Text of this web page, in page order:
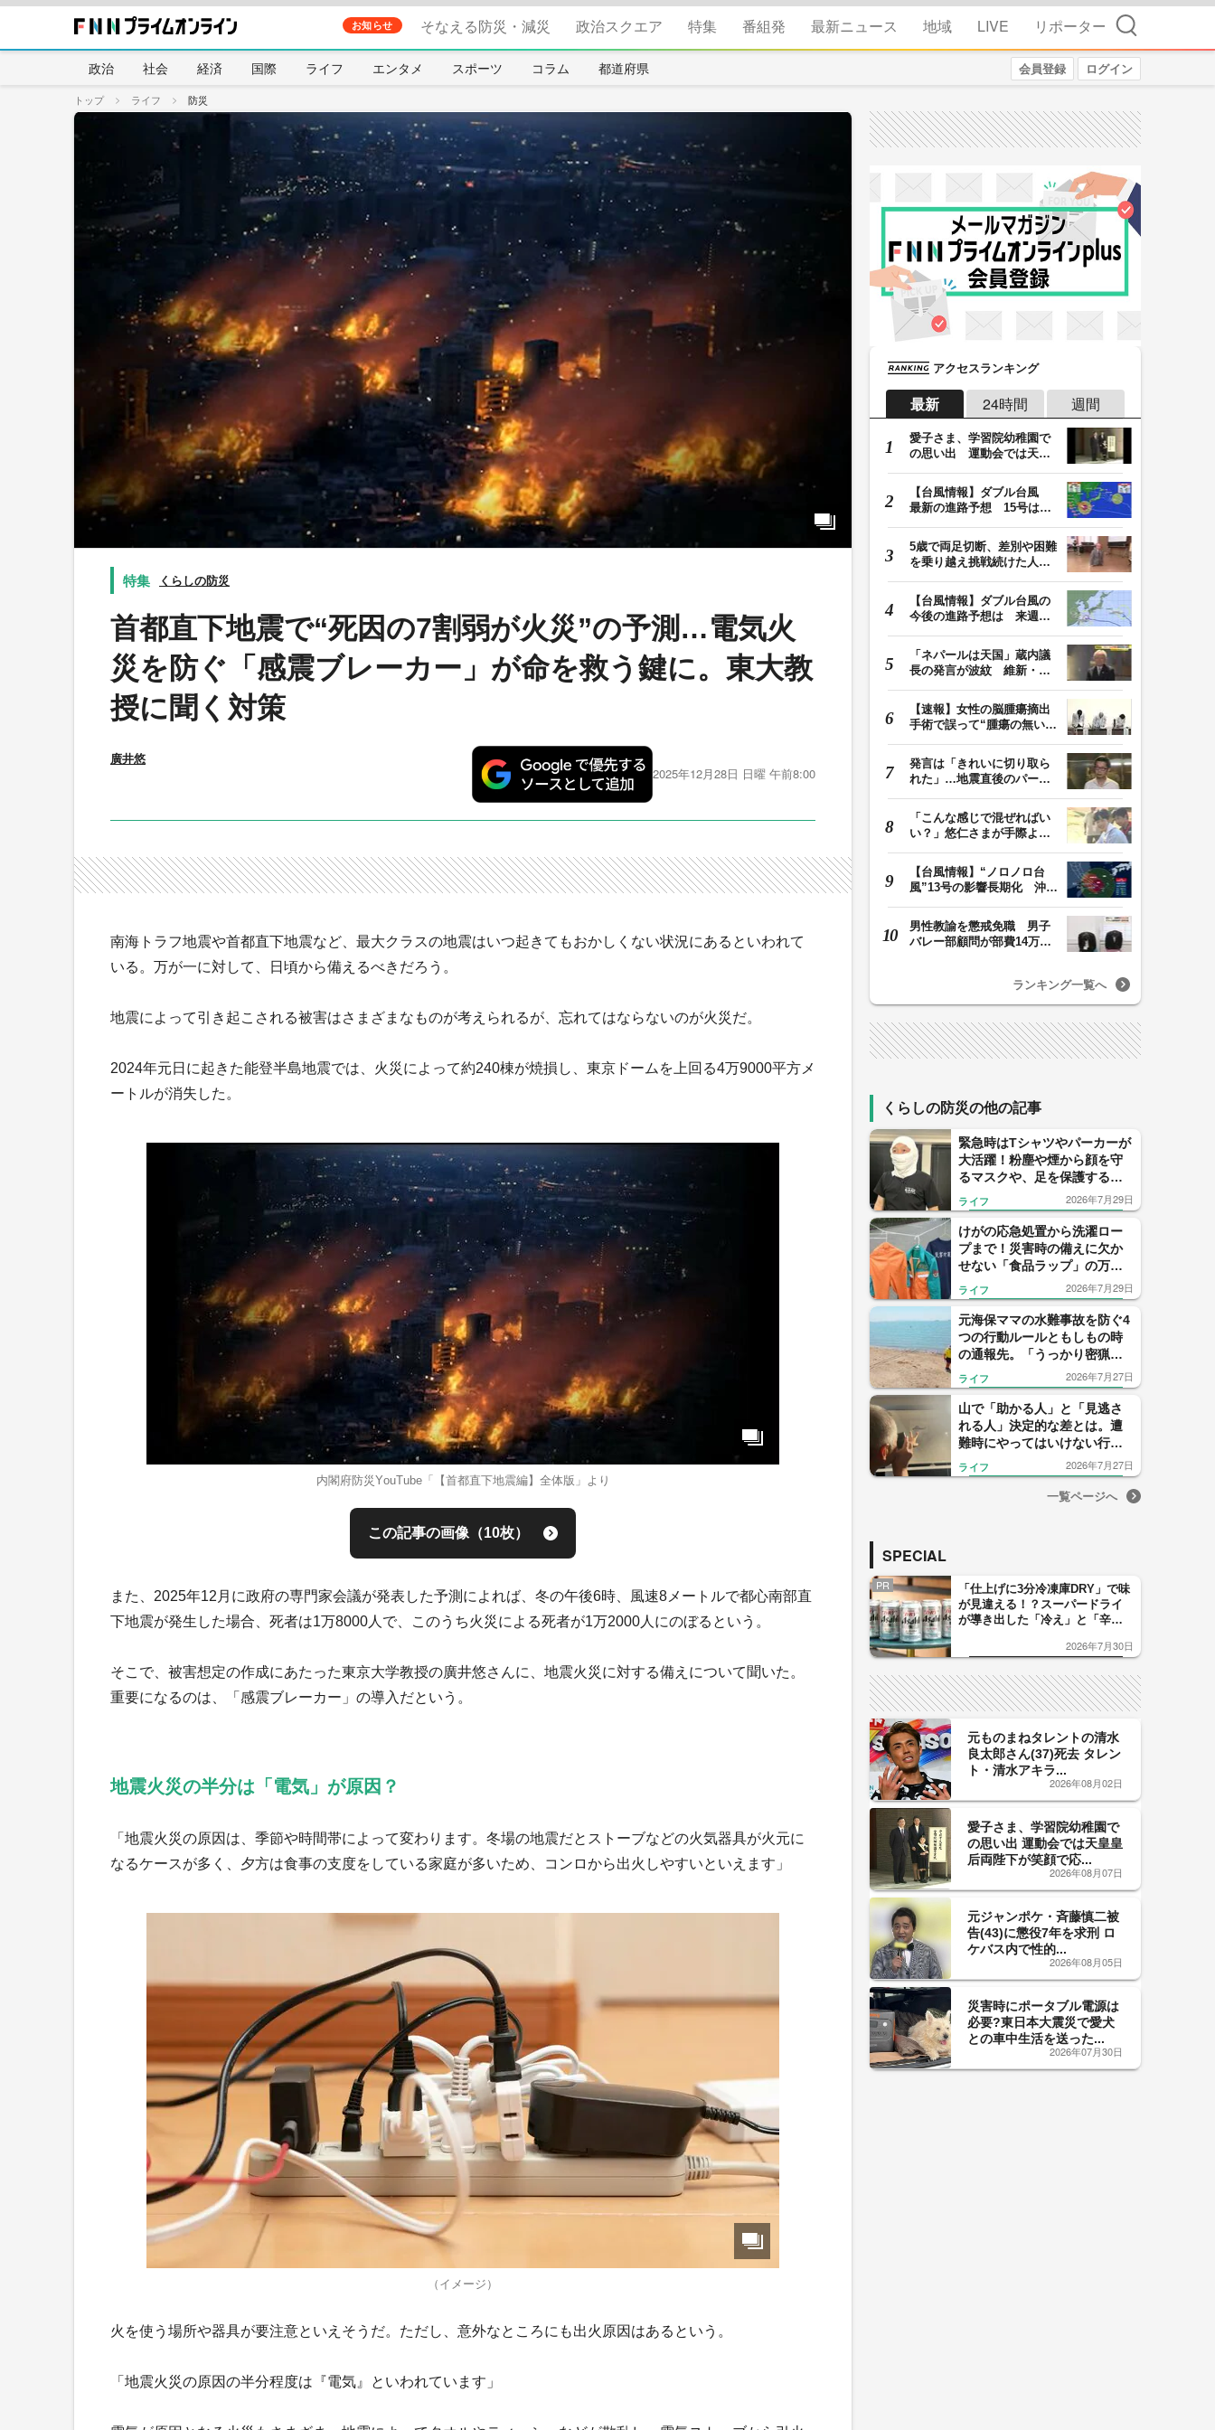
お知らせ そなえる防災・減災 政治スクエア 特集 番組発 最新ニュース 地域 LIVE リポーター 検索
政治 社会 経済 国際 ライフ エンタメ スポーツ コラム 都道府県 会員登録 ログイン
トップ ライフ 防災
くらしの防災
首都直下地震で“死因の7割弱が火災”の予測…電気火
災を防ぐ「感震ブレーカー」が命を救う鍵に。東大教
授に聞く対策
廣井悠
2025年12月28日 日曜 午前8:00
南海トラフ地震や首都直下地震など、最大クラスの地震はいつ起きてもおかしくない状況にあるといわれて
いる。万が一に対して、日頃から備えるべきだろう。
地震によって引き起こされる被害はさまざまなものが考えられるが、忘れてはならないのが火災だ。
2024年元日に起きた能登半島地震では、火災によって約240棟が焼損し、東京ドームを上回る4万9000平方メ
ートルが消失した。
内閣府防災YouTube「【首都直下地震編】全体版」より
この記事の画像（10枚）
また、2025年12月に政府の専門家会議が発表した予測によれば、冬の午後6時、風速8メートルで都心南部直
下地震が発生した場合、死者は1万8000人で、このうち火災による死者が1万2000人にのぼるという。
そこで、被害想定の作成にあたった東京大学教授の廣井悠さんに、地震火災に対する備えについて聞いた。
重要になるのは、「感震ブレーカー」の導入だという。
地震火災の半分は「電気」が原因？
「地震火災の原因は、季節や時間帯によって変わります。冬場の地震だとストーブなどの火気器具が火元に
なるケースが多く、夕方は食事の支度をしている家庭が多いため、コンロから出火しやすいといえます」
（イメージ）
火を使う場所や器具が要注意といえそうだ。ただし、意外なところにも出火原因はあるという。
「地震火災の原因の半分程度は『電気』といわれています」
アクセスランキング
最新 24時間 週間
愛子さま、学習院幼稚園で
の思い出 運動会では天皇
【台風情報】ダブル台風
最新の進路予想 15号は北
5歳で両足切断、差別や困難
を乗り越え挑戦続けた人
【台風情報】ダブル台風の
今後の進路予想は 来週、
「ネパールは天国」蔵内議
長の発言が波紋 維新・吉
【速報】女性の脳腫瘍摘出
手術で誤って“腫瘍の無い部
発言は「きれいに切り取ら
れた」…地震直後のパーテ
「こんな感じで混ぜればい
い？」悠仁さまが手際よく
【台風情報】“ノロノロ台
風”13号の影響長期化 沖縄
男性教諭を懲戒免職 男子
バレー部顧問が部費14万円
ランキング一覧へ
くらしの防災の他の記事
緊急時はTシャツやパーカーが
大活躍！粉塵や煙から顔を守
るマスクや、足を保護する靴
に。覚えておきたい衣類の活
用法
ライフ 2026年7月29日
けがの応急処置から洗濯ロー
プまで！災害時の備えに欠か
せない「食品ラップ」の万能
活用法を解説
ライフ 2026年7月29日
元海保ママの水難事故を防ぐ4
つの行動ルールともしもの時
の通報先。「うっかり密猟
者」にならないようにも注意
して！
ライフ 2026年7月27日
山で「助かる人」と「見逃さ
れる人」決定的な差とは。遭
難時にやってはいけない行動
と自衛隊も実践する上空ヘリ
への合図
ライフ 2026年7月27日
一覧ページへ
SPECIAL
PR
「仕上げに3分冷凍庫DRY」で味
が見違える！？スーパードライ
が導き出した「冷え」と「辛
した「辛口カーブ」が飲み頃の
2026年7月30日
元ものまねタレントの清水
良太郎さん(37)死去 タレン
ト・清水アキラ...
2026年08月02日
愛子さま、学習院幼稚園で
の思い出 運動会では天皇皇
后両陛下が笑顔で応...
2026年08月07日
元ジャンポケ・斉藤慎二被
告(43)に懲役7年を求刑 ロ
ケバス内で性的...
2026年08月05日
災害時にポータブル電源は
必要?東日本大震災で愛犬
との車中生活を送った...
2026年07月30日